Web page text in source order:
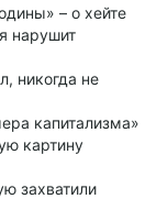
– о хейте
нарушит
никогда не
капитализма»
картину
захватили